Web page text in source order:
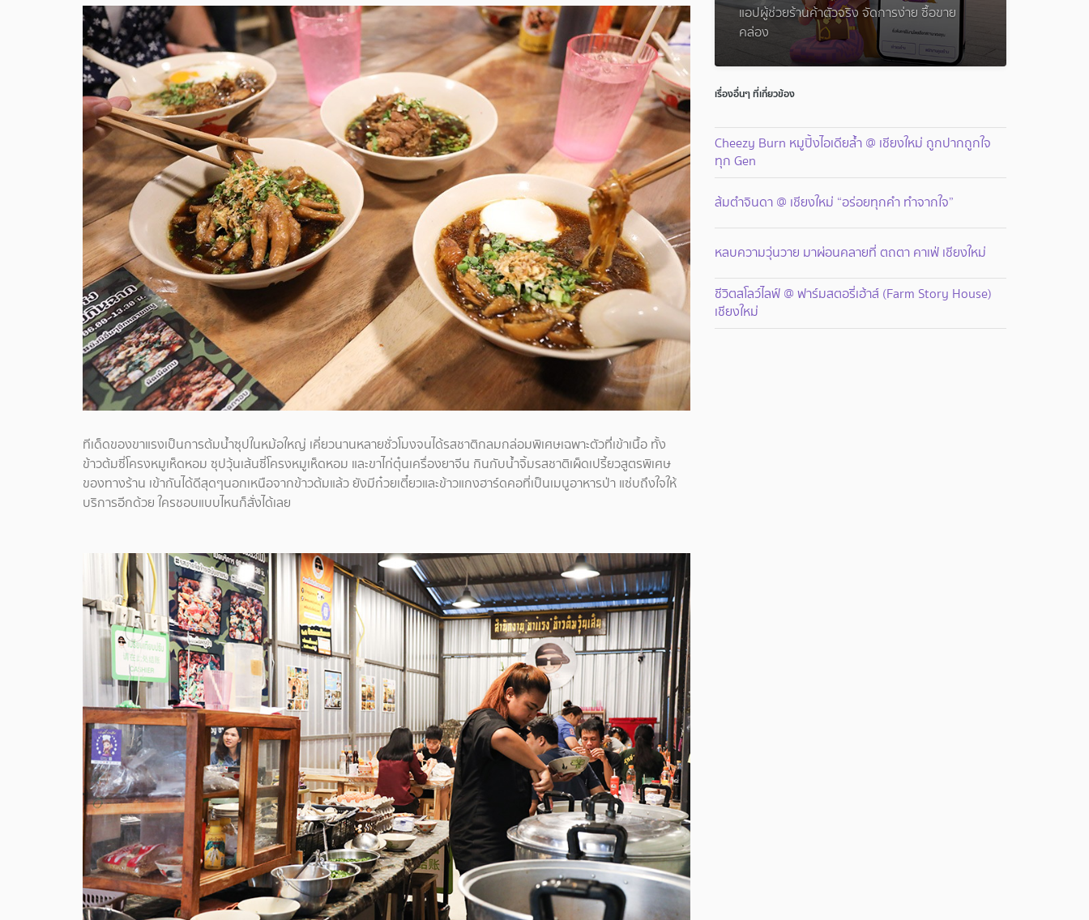
ทีเด็ดของขาแรงเป็นการต้มน้ำซุปในหม้อใหญ่ เคี่ยวนานหลายชั่วโมงจนได้รสชาติกลมกล่อมพิเศษเฉพาะตัวที่่เข้าเนื้อ ทั้ง
ข้าวต้มซี่โครงหมูเห็ดหอม ซุปวุ้นเส้นซี่โครงหมูเห็ดหอม และขาไก่ตุ๋นเครื่องยาจีน กินกับน้ำจิ้มรสชาติเผ็ดเปรี้ยวสูตรพิเศษ
ของทางร้าน เข้ากันได้ดีสุดๆนอกเหนือจากข้าวต้มแล้ว ยังมีก๋วยเตี๋ยวและข้าวแกงฮาร์ดคอที่เป็นเมนูอาหารป่า แซ่บถึงใจให้
บริการอีกด้วย ใครชอบแบบไหนก็สั่งได้เลย
แอปผู้ช่วยร้านค้าตัวจริง จัดการง่าย ซื้อขาย
คล่อง
เรื่องอื่นๆ ที่เกี่ยวข้อง
Cheezy Burn หมูปิ้งไอเดียล้ำ @ เชียงใหม่ ถูกปากถูกใจ
ทุก Gen
ส้มตำจินดา @ เชียงใหม่ “อร่อยทุกคำ ทำจากใจ”
หลบความวุ่นวาย มาผ่อนคลายที่ ตถตา คาเฟ่ เชียงใหม่
ชีวิตสโลว์ไลฟ์ @ ฟาร์มสตอรี่เฮ้าส์ (Farm Story House)
เชียงใหม่